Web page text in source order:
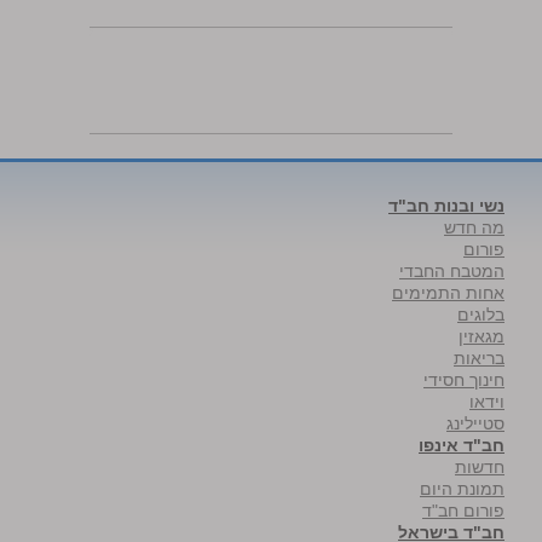
נשי ובנות חב"ד
מה חדש
פורום
המטבח החבדי
אחות התמימים
בלוגים
מגאזין
בריאות
חינוך חסידי
וידאו
סטיילינג
חב"ד אינפו
חדשות
תמונת היום
פורום חב"ד
חב"ד בישראל